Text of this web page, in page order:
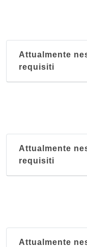
Attualmente
requisiti
Attualmente
requisiti
Attualmente